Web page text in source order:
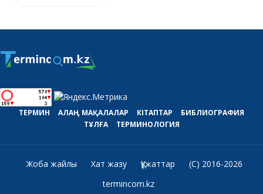
ТЕРМИН АЛАҢ МАҚАЛАЛАР КІТАПТАР
БИБЛИОГРАФИЯ
ТҰЛҒА
ТЕРМИНОЛОГИЯ
Жоба жайлы Хат жазу Құжаттар
(C) 2016-2026
termincom.kz